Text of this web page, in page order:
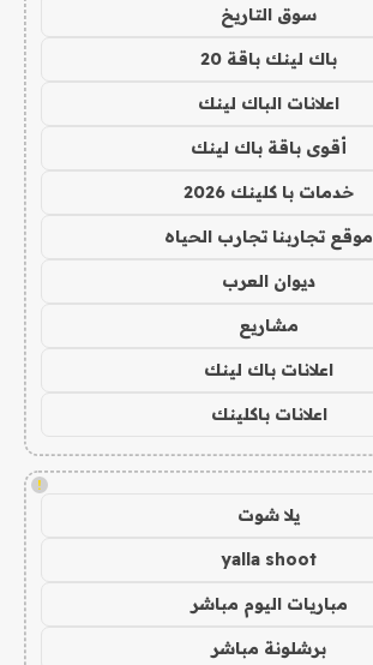
سوق التاريخ
باك لينك باقة 20
اعلانات الباك لينك
أقوى باقة باك لينك
خدمات با كلينك 2026
موقع تجاربنا تجارب الحياه
ديوان العرب
مشاريع
اعلانات باك لينك
اعلانات باكلينك
!
يلا شوت
yalla shoot
مباريات اليوم مباشر
برشلونة مباشر